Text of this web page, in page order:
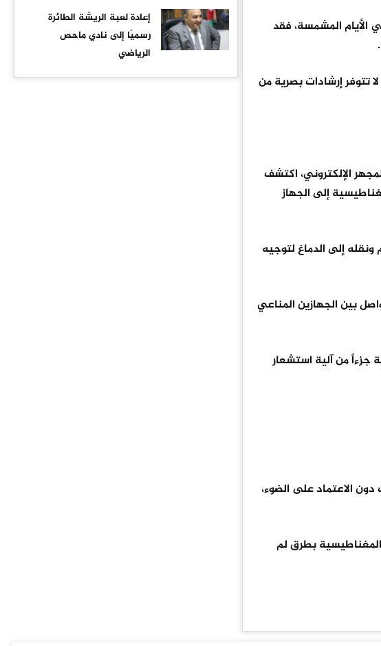
الأيام المشمسة، فقد
تتوفر إرشادات بصرية من
الإلكتروني، اكتشف
إلى الجهاز
إلى الدماغ لتوجيه
بين الجهازين المناعي
جزءاً من آلية استشعار
الاعتماد على الضوء،
المغناطيسية بطرق لم
إعادة لعبة الريشة الطائرة
رسميًا إلى نادي ماحص
الرياضي